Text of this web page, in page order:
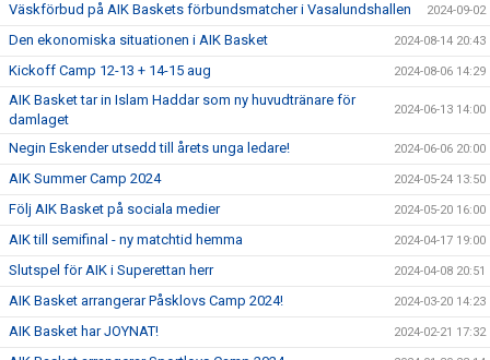
Väskförbud på AIK Baskets förbundsmatcher i Vasalundshallen 2024-09-02
Den ekonomiska situationen i AIK Basket 2024-08-14 20:43
Kickoff Camp 12-13 + 14-15 aug 2024-08-06 14:29
AIK Basket tar in Islam Haddar som ny huvudtränare för
damlaget
2024-06-13 14:00
Negin Eskender utsedd till årets unga ledare! 2024-06-06 20:00
AIK Summer Camp 2024 2024-05-24 13:50
Följ AIK Basket på sociala medier 2024-05-20 16:00
AIK till semifinal - ny matchtid hemma 2024-04-17 19:00
Slutspel för AIK i Superettan herr 2024-04-08 20:51
AIK Basket arrangerar Påsklovs Camp 2024! 2024-03-20 14:23
AIK Basket har JOYNAT! 2024-02-21 17:32